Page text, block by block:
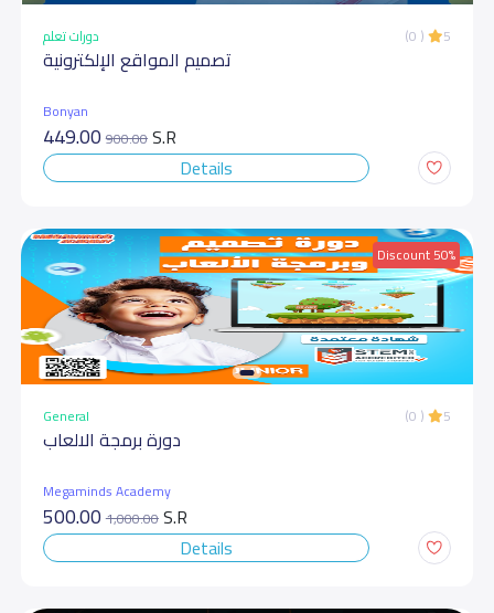
دورات تعلم (0 ) 5
تصمیم المواقع الإلكترونیة
Bonyan
449.00 900.00S.R
Details
Discount 50%
General (0 ) 5
دورة برمجة الالعاب
Megaminds Academy
500.00 1,000.00S.R
Details